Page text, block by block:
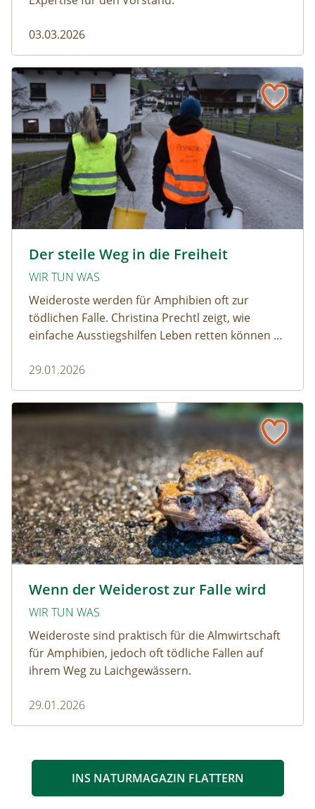
03.03.2026
Der steile Weg in die Freiheit
WIR TUN WAS
Weideroste werden für Amphibien oft zur
tödlichen Falle. Christina Prechtl zeigt, wie
einfache Ausstiegshilfen Leben retten können –
Aufwand.
29.01.2026
Der steile Weg in die Freiheit
Wenn der Weiderost zur Falle wird
WIR TUN WAS
Weideroste sind praktisch für die Almwirtschaft
für Amphibien, jedoch oft tödliche Fallen auf
ihrem Weg zu Laichgewässern.
29.01.2026
Wenn der Weiderost zur Falle wird
INS NATURMAGAZIN FLATTERN